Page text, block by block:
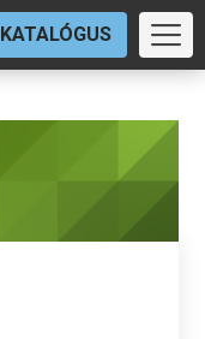
KATALÓGUS